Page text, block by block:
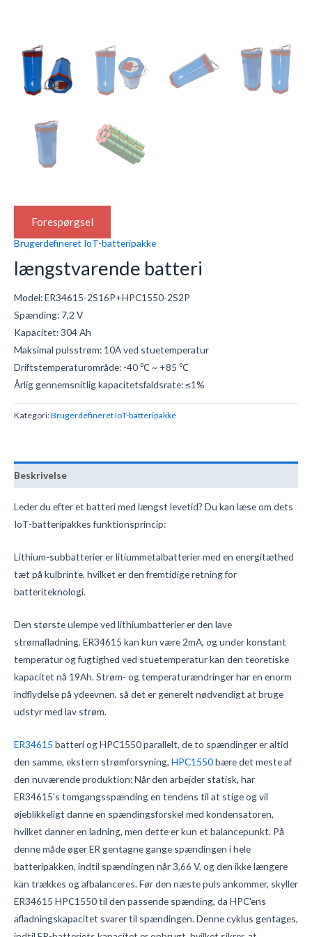
Forespørgsel
Brugerdefineret IoT-batteripakke
længstvarende batteri
Model: ER34615-2S16P+HPC1550-2S2P
Spænding: 7,2 V
Kapacitet: 304 Ah
Maksimal pulsstrøm: 10A ved stuetemperatur
Driftstemperaturområde: -40 ℃ ~ +85 ℃
Årlig gennemsnitlig kapacitetsfaldsrate: ≤1%
Kategori:Brugerdefineret IoT-batteripakke
Beskrivelse
Leder du efter et batteri med længst levetid? Du kan læse om dets
IoT-batteripakkes funktionsprincip:
Lithium-subbatterier er litiummetalbatterier med en energitæthed
tæt på kulbrinte, hvilket er den fremtidige retning for
batteriteknologi.
Den største ulempe ved lithiumbatterier er den lave
strømafladning. ER34615 kan kun være 2mA, og under konstant
temperatur og fugtighed ved stuetemperatur kan den teoretiske
kapacitet nå 19Ah. Strøm- og temperaturændringer har en enorm
indflydelse på ydeevnen, så det er generelt nødvendigt at bruge
udstyr med lav strøm.
ER34615 batteri og HPC1550 parallelt, de to spændinger er altid
den samme, ekstern strømforsyning, HPC1550bære det meste af
den nuværende produktion;Når den arbejder statisk, har
ER34615's tomgangsspænding en tendens til at stige og vil
øjeblikkeligt danne en spændingsforskel med kondensatoren,
hvilket danner en ladning, men dette er kun et balancepunkt. På
denne måde øger ER gentagne gange spændingen i hele
batteripakken, indtil spændingen når 3,66 V, og den ikke længere
kan trækkes og afbalanceres. Før den næste puls ankommer, skyller
ER34615 HPC1550 til den passende spænding, da HPC'ens
afladningskapacitet svarer til spændingen. Denne cyklus gentages,